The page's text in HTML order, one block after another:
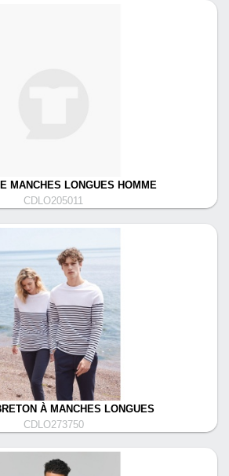
MANCHES LONGUES HOMME
CDLO205011
À MANCHES LONGUES
CDLO273750